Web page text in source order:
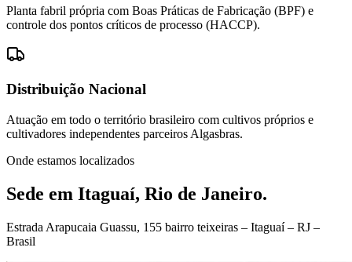
Planta fabril própria com Boas Práticas de Fabricação (BPF) e
controle dos pontos críticos de processo (HACCP).
Distribuição Nacional
Atuação em todo o território brasileiro com cultivos próprios e
cultivadores independentes parceiros Algasbras.
Onde estamos localizados
Sede em Itaguaí, Rio de Janeiro.
Estrada Arapucaia Guassu, 155 bairro teixeiras – Itaguaí – RJ –
Brasil